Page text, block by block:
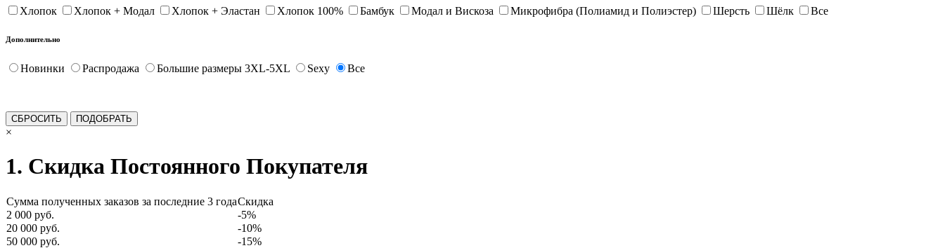
Хлопок Хлопок + Модал Хлопок + Эластан Хлопок 100% Бамбук Модал и Вискоза Микрофибра (Полиамид и Полиэстер) Шерсть Шёлк Все
Дополнительно
Новинки Распродажа Большие размеры 3XL-5XL Sexy Все
×
1. Скидка Постоянного Покупателя
Сумма полученных заказов за последние 3 годаСкидка
2 000 руб.
-5%
20 000 руб.
-10%
50 000 руб.
-15%